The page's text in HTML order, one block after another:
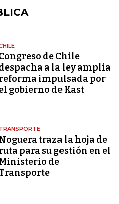
de Chile
a la ley amplia
impulsada por
gobierno de Kast
traza la hoja de
para su gestión en el
de